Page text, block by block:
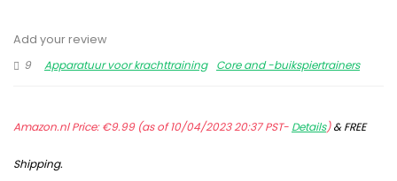
Add your review
9
Apparatuur voor krachttraining Core and -buikspiertrainers
Amazon.nl Price:€9.99(as of 10/04/2023 20:37 PST- Details)&FREE
Shipping.